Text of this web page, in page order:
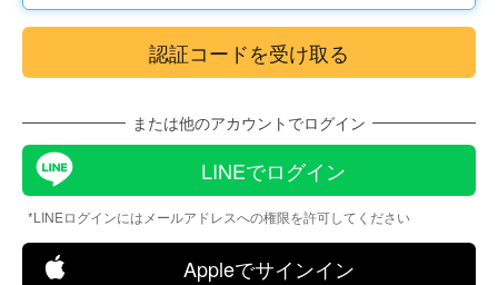
または他のアカウントでログイン
LINEでログイン
*LINEログインにはメールアドレスへの権限を許可してください
Appleでサインイン